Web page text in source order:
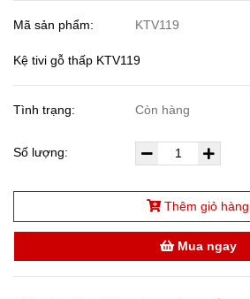
Mã sản phẩm: KTV119
Kệ tivi gỗ thấp KTV119
Tình trạng: Còn hàng
Số lượng:
Thêm giỏ hàng
Mua ngay